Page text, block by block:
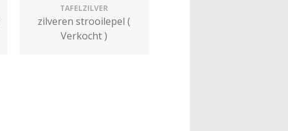
TAFELZILVER
zilveren strooilepel (
Verkocht )